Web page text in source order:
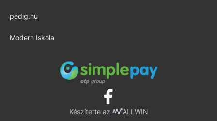
pedig.hu
Modern Iskola
Készítette az ALLWIN